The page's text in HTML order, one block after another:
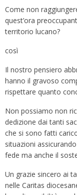
Come non
quest’ora
territorio lucano?
così
Il nostro pensiero
hanno il gravoso
rispettare quanto
Non possiamo non
dedizione dai tanti
che si sono fatti
situazioni
fede ma anche il
Un grazie sincero ai
nelle Caritas